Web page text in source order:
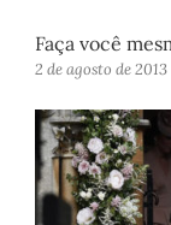
Faça você
2 de agosto de 2013